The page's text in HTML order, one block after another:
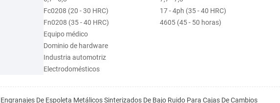
Fc0208 (20 - 30 HRC)
Fn0208 (35 - 40 HRC)
17 - 4ph (35 - 40 HRC)
4605 (45 - 50 horas)
Equipo médico
Dominio de hardware
Industria automotriz
Electrodomésticos
Engranajes De Espoleta Metálicos Sinterizados De Bajo Ruido Para Cajas De Cambios